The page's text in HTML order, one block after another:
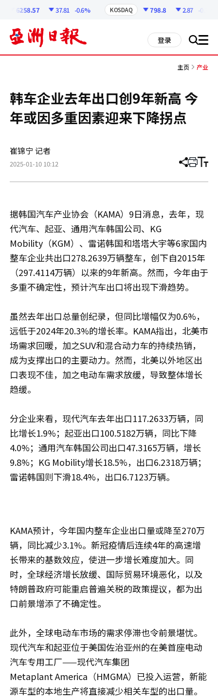
6258.57 37.81 -0.6% KOSDAQ 798.8 2.87 -0.36%
登录 搜 all
主页 产业
韩车企业去年出口创9年新高 今
年或因多重因素迎来下降拐点
崔锦宁 记者
2025-01-10 10:12 分
章
打 调
小
据韩国汽车产业协会（KAMA）9日消息，去年，现
代汽车、起亚、通用汽车韩国公司、KG
Mobility（KGM）、雷诺韩国和塔塔大宇等6家国内
整车企业共出口278.2639万辆整车，创下自2015年
（297.4114万辆）以来的9年新高。然而，今年由于
多重不确定性，预计汽车出口将出现下滑趋势。
虽然去年出口总量创纪录，但同比增幅仅为0.6%，
远低于2024年20.3%的增长率。KAMA指出，北美市
场需求回暖，加之SUV和混合动力车的持续热销，
成为支撑出口的主要动力。然而，北美以外地区出
口表现不佳，加之电动车需求放缓，导致整体增长
趋缓。
分企业来看，现代汽车去年出口117.2633万辆，同
比增长1.9%；起亚出口100.5182万辆，同比下降
4.0%；通用汽车韩国公司出口47.3165万辆，增长
9.8%；KG Mobility增长18.5%，出口6.2318万辆；
雷诺韩国则下滑18.4%，出口6.7123万辆。
KAMA预计，今年国内整车企业出口量或降至270万
辆，同比减少3.1%。新冠疫情后连续4年的高速增
长带来的基数效应，使进一步增长难度加大。同
时，全球经济增长放缓、国际贸易环境恶化，以及
特朗普政府可能重启普遍关税的政策提议，都为出
口前景增添了不确定性。
此外，全球电动车市场的需求停滞也令前景堪忧。
现代汽车和起亚位于美国佐治亚州的在美首座电动
汽车专用工厂——现代汽车集团
Metaplant America（HMGMA）已投入运营，新能
源车型的本地生产将直接减少相关车型的出口量。